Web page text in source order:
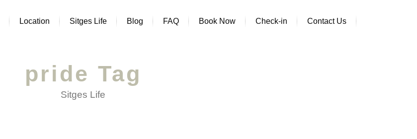
Location Sitges Life Blog FAQ Book Now Check-in Contact Us
pride Tag
Sitges Life